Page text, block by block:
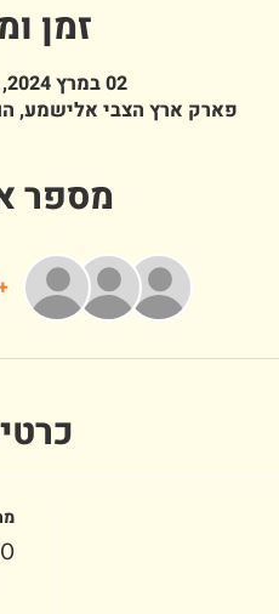
זמן
02 במרץ 2024, 9:00 – 17:00
פארק ארץ הצבי אלישמע, הורדים 64,
מספר
+ 1544